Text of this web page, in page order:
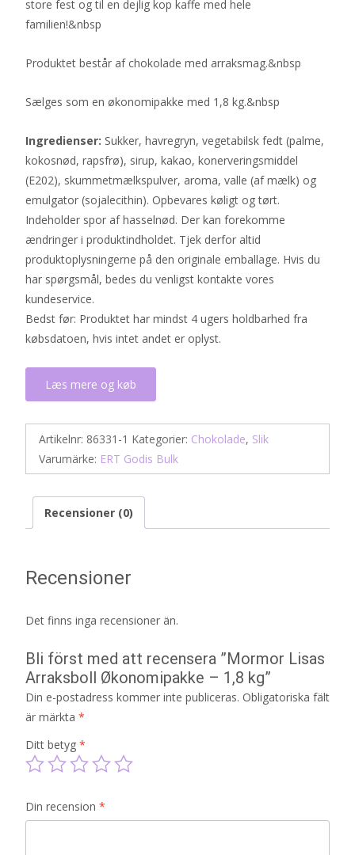
store fest og til en dejlig kop kaffe med hele
familien!&nbsp
Produktet består af chokolade med arraksmag.&nbsp
Sælges som en økonomipakke med 1,8 kg.&nbsp
Ingredienser: Sukker, havregryn, vegetabilsk fedt (palme,
kokosnød, rapsfrø), sirup, kakao, konerveringsmiddel
(E202), skummetmælkspulver, aroma, valle (af mælk) og
emulgator (sojalecithin). Opbevares køligt og tørt.
Indeholder spor af hasselnød. Der kan forekomme
ændringer i produktindholdet. Tjek derfor altid
produktoplysningerne på den originale emballage. Hvis du
har spørgsmål, bedes du venligst kontakte vores
kundeservice.
Bedst før: Produktet har mindst 4 ugers holdbarhed fra
købsdatoen, hvis intet andet er oplyst.
Læs mere og køb
Artikelnr: 86331-1 Kategorier: Chokolade, Slik
Varumärke: ERT Godis Bulk
Recensioner (0)
Recensioner
Det finns inga recensioner än.
Bli först med att recensera ”Mormor Lisas
Arraksboll Økonomipakke – 1,8 kg”
Din e-postadress kommer inte publiceras. Obligatoriska fält
är märkta *
Ditt betyg *
Din recension *